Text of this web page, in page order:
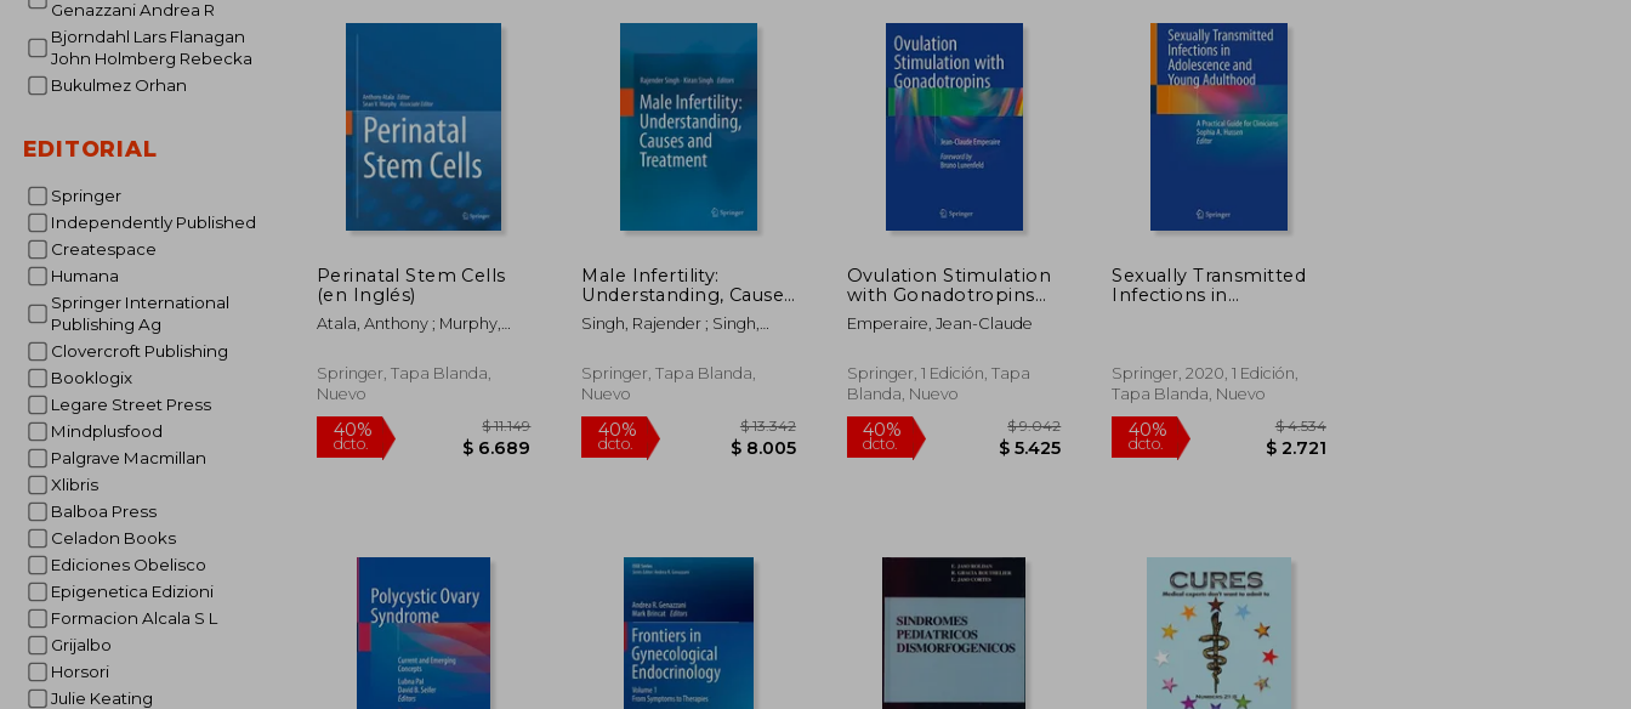
Genazzani Andrea R
Bjorndahl Lars Flanagan
John Holmberg Rebecka
Bukulmez Orhan
EDITORIAL
Springer
Independently Published
Createspace
Humana
Springer International
Publishing Ag
Clovercroft Publishing
Booklogix
Legare Street Press
Mindplusfood
Palgrave Macmillan
Xlibris
Balboa Press
Celadon Books
Ediciones Obelisco
Epigenetica Edizioni
Formacion Alcala S L
Grijalbo
Horsori
Julie Keating
40%
dcto.
40%
dcto.
$ 8.222
$ 4.933 dcto.
Perinatal Stem Cells
(en Inglés)
Atala, Anthony ; Murphy,
Springer, Tapa Blanda,
Nuevo
40%
dcto.
Male Infertility:
Understanding, Causes
and Treatment (en
Inglés)
Singh, Rajender ; Singh,
Springer, Tapa Blanda,
Nuevo
40%
dcto.
Ovulation Stimulation
with Gonadotropins
(en Inglés)
Emperaire, Jean-Claude
Springer, 1 Edición, Tapa
Blanda, Nuevo
40% $ 9.042
$ 5.425
Sexually Transmitted
Infections in
Clinicians (en Inglés)
Springer, 2020, 1 Edición,
Tapa Blanda, Nuevo
40%
dcto.